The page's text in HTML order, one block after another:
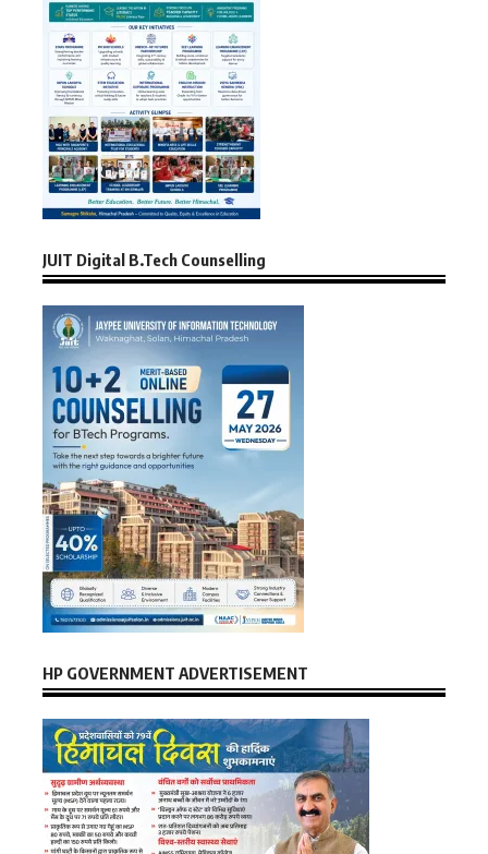
JUIT Digital B.Tech Counselling
HP GOVERNMENT ADVERTISEMENT